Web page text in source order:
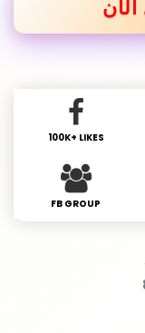
100K+ LIKES
FB GROUP